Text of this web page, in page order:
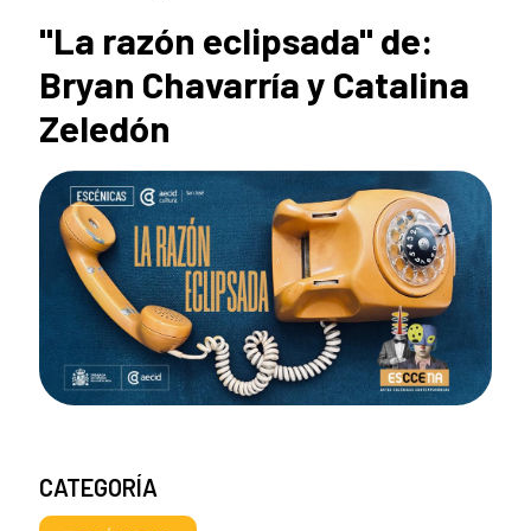
"La razón eclipsada" de:
Bryan Chavarría y Catalina
Zeledón
CATEGORÍA